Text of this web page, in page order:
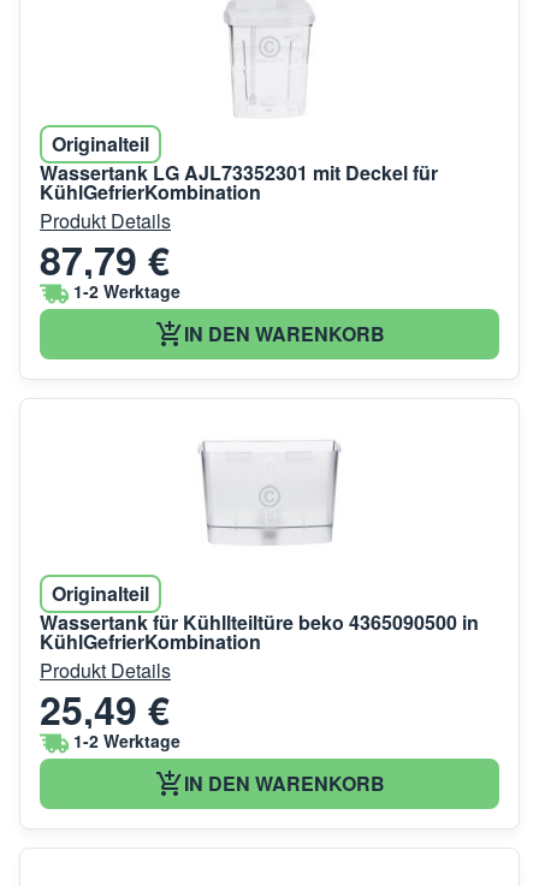
Originalteil
Wassertank LG AJL73352301 mit Deckel für
KühlGefrierKombination
Produkt Details
87,79 €
1-2 Werktage
IN DEN WARENKORB
Originalteil
Wassertank für Kühllteiltüre beko 4365090500 in
KühlGefrierKombination
Produkt Details
25,49 €
1-2 Werktage
IN DEN WARENKORB